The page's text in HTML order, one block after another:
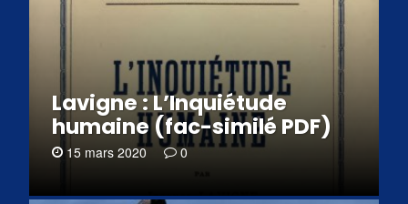
Lavigne : L’Inquiétude
humaine (fac-similé PDF)
15 mars 2020 0